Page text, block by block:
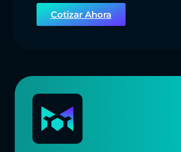
Cotizar Ahora